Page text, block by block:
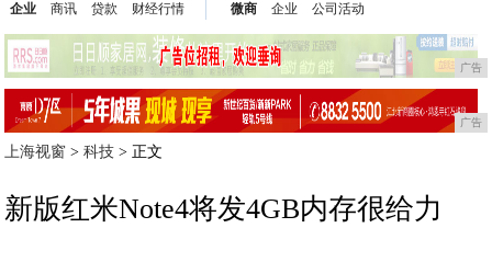
企业
商讯
贷款
财经行情
微商
企业
公司活动
广告
广告
上海视窗 >科技 > 正文
新版红米Note4将发4GB内存很给力